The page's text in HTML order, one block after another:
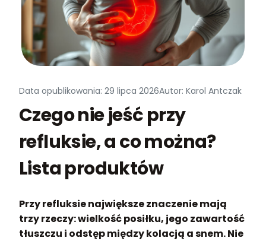
Data opublikowania: 29 lipca 2026Autor: Karol Antczak
Czego nie jeść przy
refluksie, a co można?
Lista produktów
Przy refluksie największe znaczenie mają
trzy rzeczy: wielkość posiłku, jego zawartość
tłuszczu i odstęp między kolacją a snem.Nie